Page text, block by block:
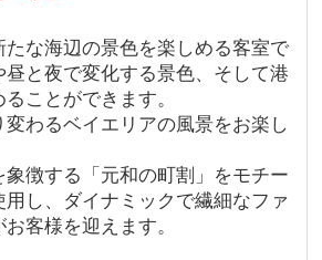
な海辺の景色を楽しめる客室で
と夜で変化する景色、そして港
ことができます。
わるベイエリアの風景をお楽し
象徴する「元和の町割」をモチー
し、ダイナミックで繊細なファ
客様を迎えます。